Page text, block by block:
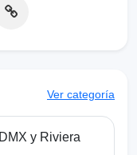
Ver categoría
y Riviera